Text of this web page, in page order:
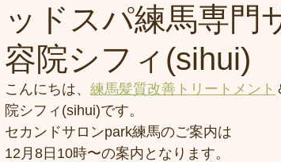
ッドスパ練馬専門
容院シフィ(sihui)
こんにちは、 練馬髪質改善トリートメント
院シフィ(sihui)です。
セカンドサロンpark練馬のご案内は
12月8日10時〜の案内となります。